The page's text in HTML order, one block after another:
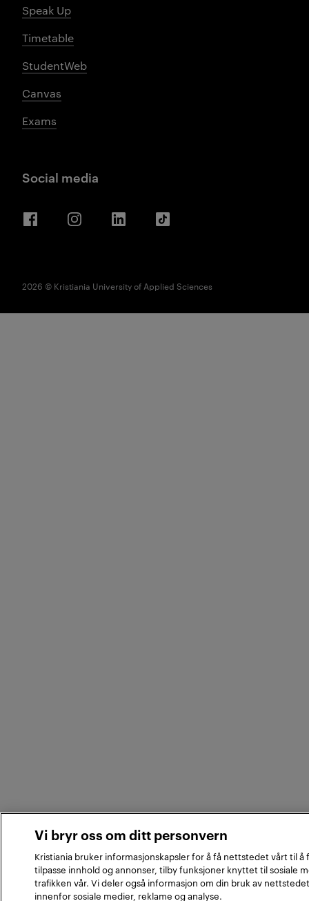
Speak Up
Timetable
StudentWeb
Canvas
Exams
Social media
2026 © Kristiania University of Applied Sciences
Vi bryr oss om ditt personvern
Kristiania bruker informasjonskapsler for å få nettstedet vårt til
tilpasse innhold og annonser, tilby funksjoner knyttet til sosiale
trafikken vår. Vi deler også informasjon om din bruk av
innenfor sosiale medier, reklame og analyse.